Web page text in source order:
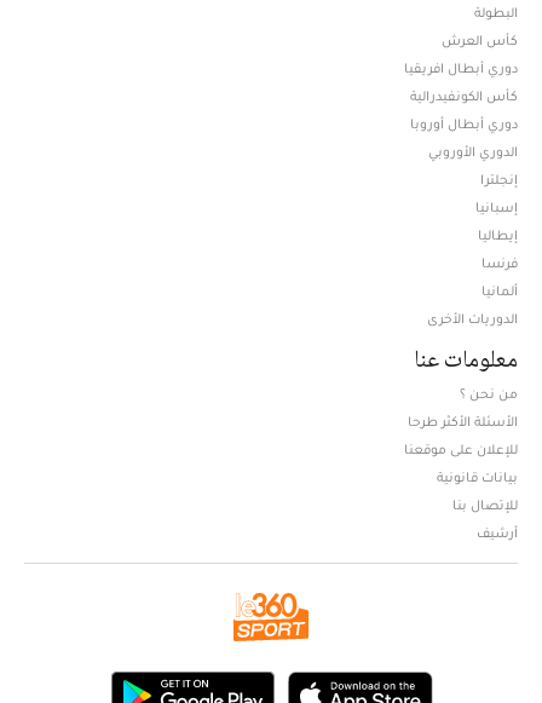
البطولة
كأس العرش
دوري أبطال افريقيا
كأس الكونفيدرالية
دوري أبطال أوروبا
الدوري الأوروبي
إنجلترا
إسبانيا
إيطاليا
فرنسا
ألمانيا
الدوريات الأخرى
معلومات عنا
من نحن ؟
الأسئلة الأكثر طرحا
للإعلان على موقعنا
بيانات قانونية
للإتصال بنا
أرشيف